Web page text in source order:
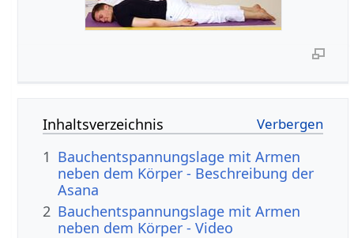
Inhaltsverzeichnis
1 Bauchentspannungslage mit Armen
neben dem Körper - Beschreibung der
Asana
2 Bauchentspannungslage mit Armen
neben dem Körper - Video